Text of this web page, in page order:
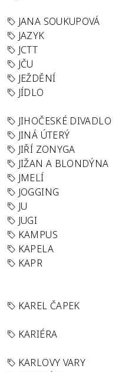
JANA SOUKUPOVÁ
JAZYK
JCTT
JČU
JEŽDĚNÍ
JÍDLO
JIHOČESKÉ DIVADLO
JINÁ ÚTERÝ
JIŘÍ ZONYGA
JIŽAN A BLONDÝNA
JMELÍ
JOGGING
JU
JUGI
KAMPUS
KAPELA
KAPR
KAREL ČAPEK
KARIÉRA
KARLOVY VARY